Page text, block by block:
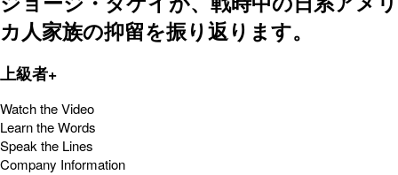
カ人家族の抑留を振り返ります。
上級者+
Watch the Video
Learn the Words
Speak the Lines
Company Information